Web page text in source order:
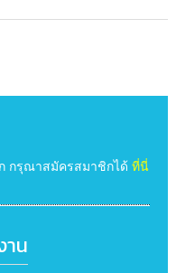
กรุณาสมัครสมาชิกได้ ที่นี่
น